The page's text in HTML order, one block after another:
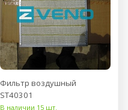
Фильтр воздушный
ST40301
В наличии 15 шт.